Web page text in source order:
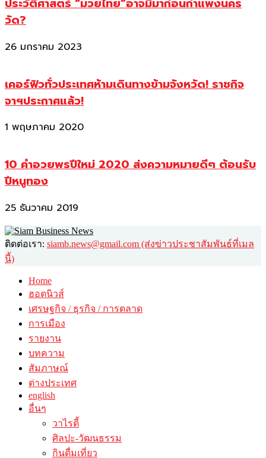
ประวัติศาสตร์ “มวยไทย”อาจมีมาก่อนกำแพงนคร
วัด?
26 มกราคม 2023
เคอร์ฟิวทั่วประเทศห้ามเดินทางข้ามจังหวัด! ราชกิจ
จาฯประกาศแล้ว!
1 พฤษภาคม 2020
10 คำอวยพรปีใหม่ 2020 ส่งความหมายดีๆ ต้อนรับ
ปีหนูทอง
25 ธันวาคม 2019
ติดต่อเรา: siamb.news@gmail.com (ส่งข่าวประชาสัมพันธ์ที่เมล
นี้)
Home
ฮอตนิวส์
เศรษฐกิจ / ธุรกิจ / การตลาด
การเมือง
รายงาน
บทความ
สัมภาษณ์
ต่างประเทศ
english
อื่นๆ
วาไรตี้
ศิลปะ-วัฒนธรรม
กินดื่มเที่ยว